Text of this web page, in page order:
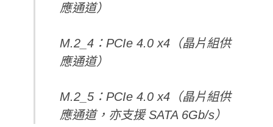
應通道）
M.2_4：PCIe 4.0 x4（晶片組供
應通道）
M.2_5：PCIe 4.0 x4（晶片組供
應通道，亦支援 SATA 6Gb/s）